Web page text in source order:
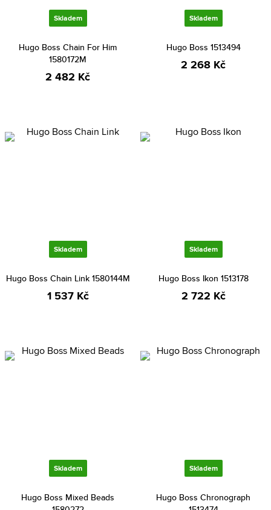
Skladem
Hugo Boss Chain For Him
1580172M
2 482 Kč
Skladem
Hugo Boss 1513494
2 268 Kč
Skladem
Hugo Boss Chain Link 1580144M
1 537 Kč
Skladem
Hugo Boss Ikon 1513178
2 722 Kč
Skladem
Hugo Boss Mixed Beads
Skladem
Hugo Boss Chronograph